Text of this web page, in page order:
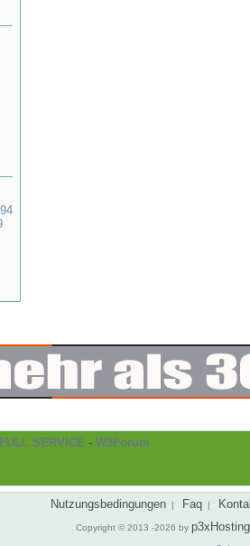
SERVICE - W3Forum
Nutzungsbedingungen | Faq |
Copyright © 2013 -2026 by